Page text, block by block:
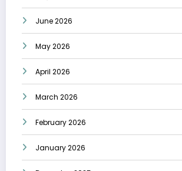
June 2026
May 2026
April 2026
March 2026
February 2026
January 2026